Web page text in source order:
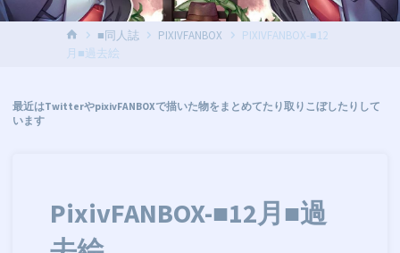
ホ
ー
■同人誌 PIXIVFANBOX
PIXIVFANBOX-■12
月■過去絵
最近はTwitterやpixivFANBOXで描いた物をまとめてたり取りこぼしたりして
います
PixivFANBOX-■12月■過